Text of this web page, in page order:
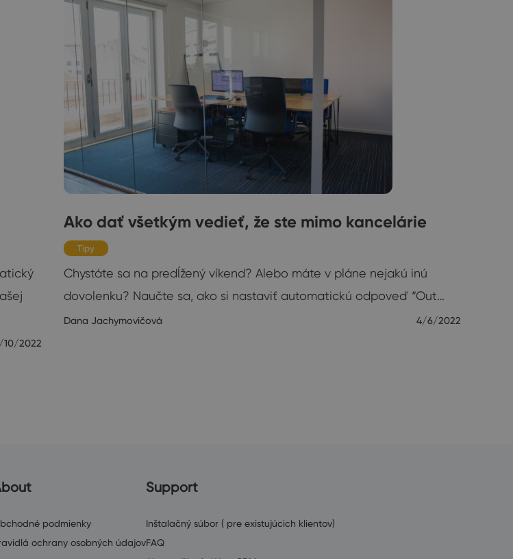
10/2022
Ako dať všetkým vedieť, že ste mimo kancelárie
Tipy
Chystáte sa na predĺžený víkend? Alebo máte v pláne nejakú inú
dovolenku? Naučte sa, ako si nastaviť automatickú odpoveď “Out…
Dana Jachymovičová 4/6/2022
podmienky
ochrany osobných údajov
Support
Inštalačný súbor ( pre existujúcich klientov)
FAQ